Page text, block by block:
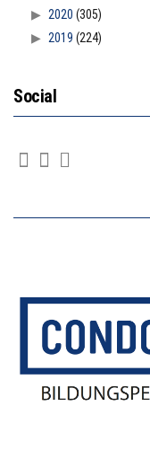
2020 (305)
2019 (224)
Social